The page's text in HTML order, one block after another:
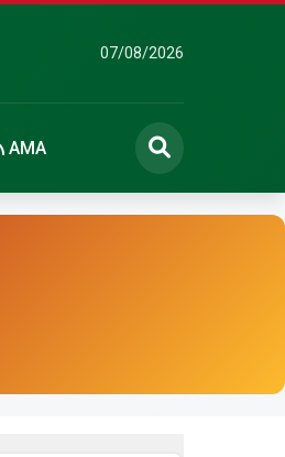
07/08/2026
AMA